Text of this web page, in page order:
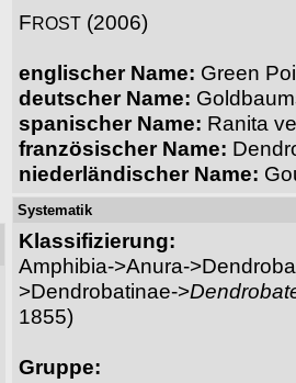
FROST (2006)
englischer Name: Green
deutscher Name:
spanischer Name: Ranita
französischer Name:
niederländischer Name:
Systematik
Klassifizierung:
Amphibia->Anura-
>Dendrobatinae->
1855)
Gruppe: